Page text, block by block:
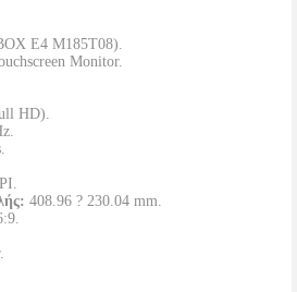
E4 M185T08).
Monitor.
HD).
408.96 ? 230.04 mm.